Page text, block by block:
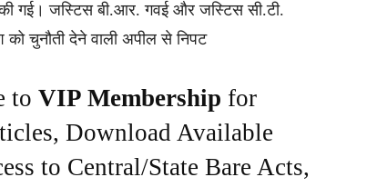
गई। जस्टिस बी.आर. गवई और जस्टिस सी.टी.
चुनौती देने वाली अपील से निपट
to VIP Membership for
Download Available
to Central/State Bare Acts,